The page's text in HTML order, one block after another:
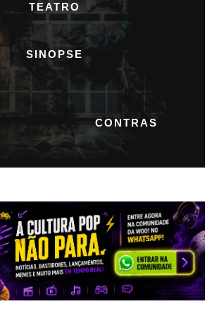
TEATRO
SINOPSE
CONTRAS